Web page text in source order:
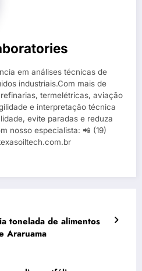
em análises técnicas de
industriais.Com mais de
termelétricas, aviação
e interpretação técnica
evite paradas e reduza
nosso especialista: 📲 (19)
tonelada de alimentos
Araruama